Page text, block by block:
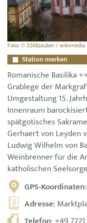
Foto: © 3268zauber / wikimedia
Station merken
Romanische Basilika
Grablege der
Umgestaltung 15.
Innenraum
spätgotisches
Gerhaert von Leyden
Ludwig Wilhelm von
Weinbrenner für die
katholischen
GPS-Koordinaten
Adresse: